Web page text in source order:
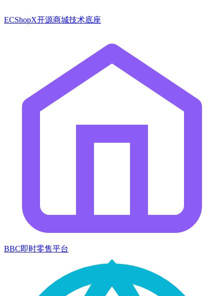
ECShopX开源商城技术底座
BBC即时零售平台